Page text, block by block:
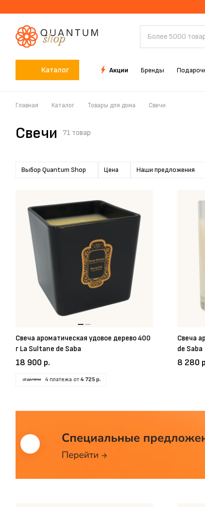
Каталог Акции Бренды
Главная Каталог Товары для дома Свечи
Свечи 71 товар
Выбор Quantum Shop Цена Наши предложения
Свеча ароматическая удовое дерево 400
г La Sultane de Saba
18 900 р.
4 платежа от4 725 р.
Свеча
de Saba
8 280